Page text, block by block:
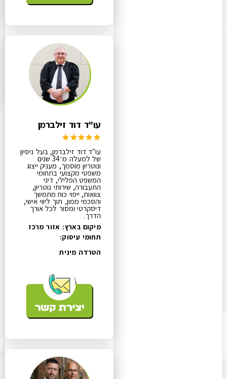
עו"ד דוד זילברמן
עו"ד דוד זילברמן, בעל ניסיון
של למעלה מ־34 שנים
ונוטריון מוסמך, מעניק ייצוג
משפטי מקצועי בתחומי
המשפט הפלילי, דיני
התעבורה, שירותי נוטריון,
צוואות, ייפוי כוח מתמשך
והסכמי ממון, תוך ליווי אישי,
דיסקרטי ומסור לכל אורך
הדרך.
מיקום בארץ: אזור מרכז
תחומי עיסוק:
הטרדה מינית